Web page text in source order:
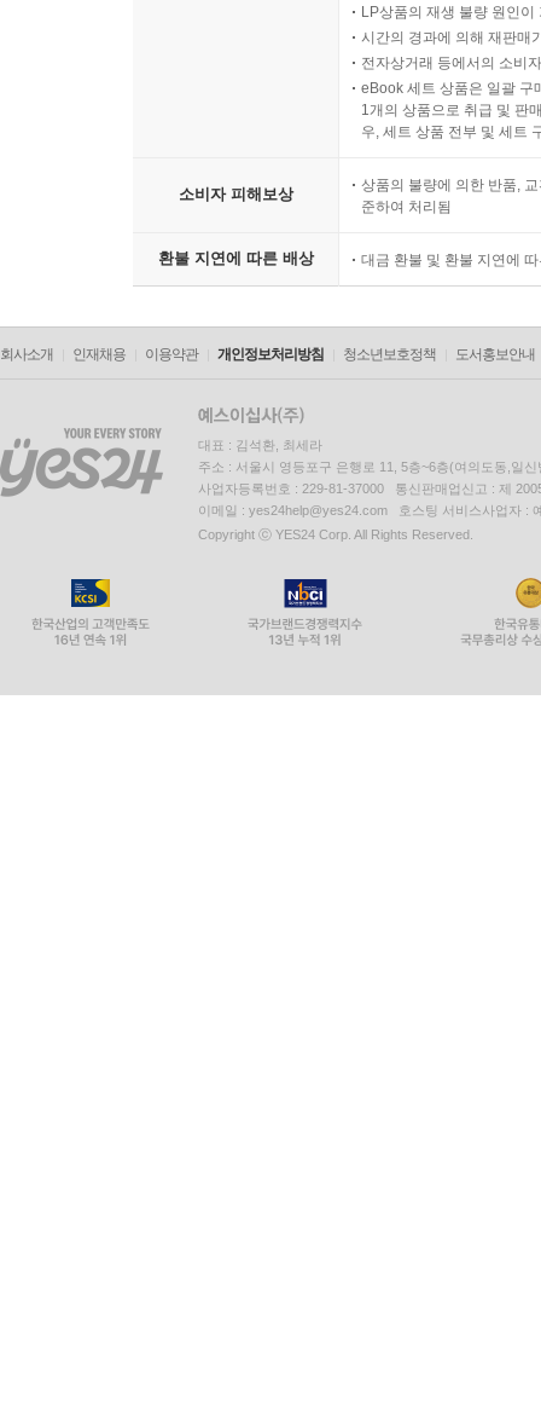
LP상품의 재생 불량 원인
시간의 경과에 의해 재판매
전자상거래 등에서의 소비
eBook 세트 상품은 일괄 구
1개의 상품으로 취급 및 판
우, 세트 상품 전부 및 세트
소비자 피해보상
상품의 불량에 의한 반품,
준하여 처리됨
환불 지연에 따른 배상 대금 환불 및 환불 지연에
회사소개 인재채용 이용약관 개인정보처리방침 청소년보호정책 도서홍보안내
대표 : 김석환, 최세라
주소 : 서울시 영등포구 은행로 11, 5층~6층(여의도동,일신
사업자등록번호 : 229-81-37000 통신판매업신고 : 제
이메일 : yes24help@yes24.com 호스팅 서비스사업자 :
Copyright ⓒ YES24 Corp. All Rights Reserved.